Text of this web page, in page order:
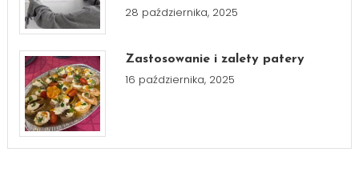
28 października, 2025
Zastosowanie i zalety patery
16 października, 2025